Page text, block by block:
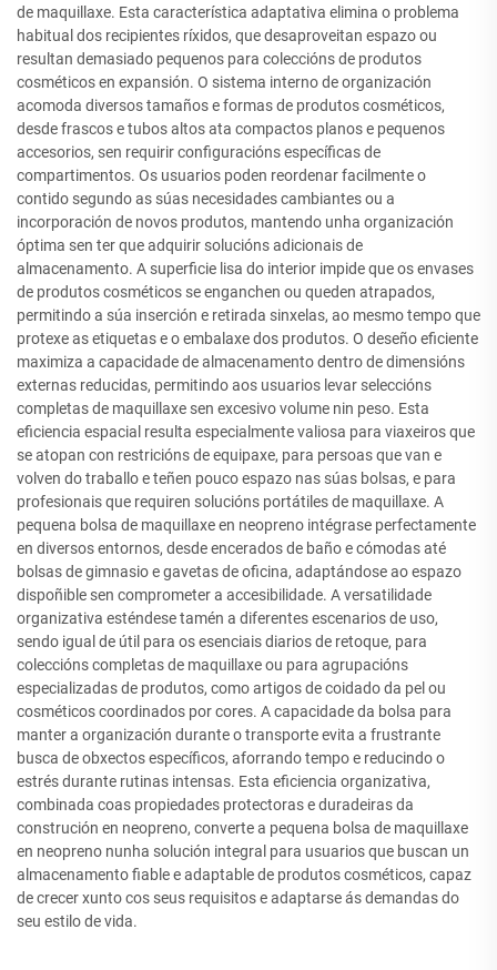
de maquillaxe. Esta característica adaptativa elimina o problema
habitual dos recipientes ríxidos, que desaproveitan espazo ou
resultan demasiado pequenos para coleccións de produtos
cosméticos en expansión. O sistema interno de organización
acomoda diversos tamaños e formas de produtos cosméticos,
desde frascos e tubos altos ata compactos planos e pequenos
accesorios, sen requirir configuracións específicas de
compartimentos. Os usuarios poden reordenar facilmente o
contido segundo as súas necesidades cambiantes ou a
incorporación de novos produtos, mantendo unha organización
óptima sen ter que adquirir solucións adicionais de
almacenamento. A superficie lisa do interior impide que os envases
de produtos cosméticos se enganchen ou queden atrapados,
permitindo a súa inserción e retirada sinxelas, ao mesmo tempo que
protexe as etiquetas e o embalaxe dos produtos. O deseño eficiente
maximiza a capacidade de almacenamento dentro de dimensións
externas reducidas, permitindo aos usuarios levar seleccións
completas de maquillaxe sen excesivo volume nin peso. Esta
eficiencia espacial resulta especialmente valiosa para viaxeiros que
se atopan con restricións de equipaxe, para persoas que van e
volven do traballo e teñen pouco espazo nas súas bolsas, e para
profesionais que requiren solucións portátiles de maquillaxe. A
pequena bolsa de maquillaxe en neopreno intégrase perfectamente
en diversos entornos, desde encerados de baño e cómodas até
bolsas de gimnasio e gavetas de oficina, adaptándose ao espazo
dispoñible sen comprometer a accesibilidade. A versatilidade
organizativa esténdese tamén a diferentes escenarios de uso,
sendo igual de útil para os esenciais diarios de retoque, para
coleccións completas de maquillaxe ou para agrupacións
especializadas de produtos, como artigos de coidado da pel ou
cosméticos coordinados por cores. A capacidade da bolsa para
manter a organización durante o transporte evita a frustrante
busca de obxectos específicos, aforrando tempo e reducindo o
estrés durante rutinas intensas. Esta eficiencia organizativa,
combinada coas propiedades protectoras e duradeiras da
construción en neopreno, converte a pequena bolsa de maquillaxe
en neopreno nunha solución integral para usuarios que buscan un
almacenamento fiable e adaptable de produtos cosméticos, capaz
de crecer xunto cos seus requisitos e adaptarse ás demandas do
seu estilo de vida.